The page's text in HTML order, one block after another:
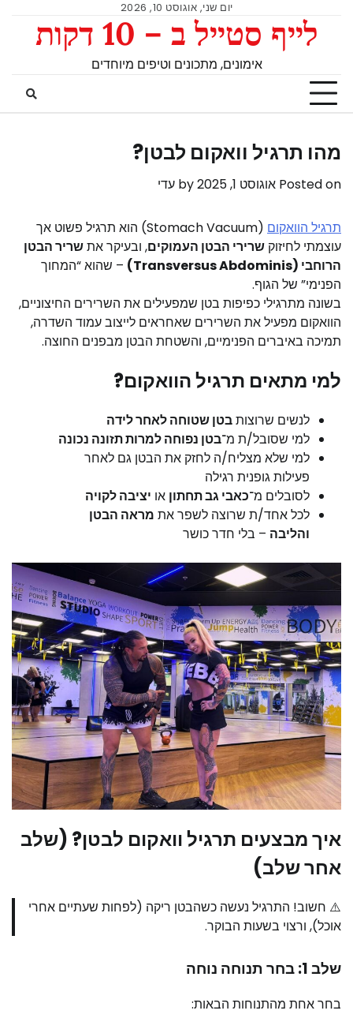
יום שני, אוגוסט 10, 2026
לייף סטייל ב – 10 דקות
אימונים, מתכונים וטיפים מיוחדים
מהו תרגיל וואקום לבטן?
Posted on אוגוסט 1, 2025 עדי
תרגיל הוואקום
(Stomach Vacuum) הוא תרגיל פשוט אך
עוצמתי לחיזוק שרירי הבטן העמוקים, ובעיקר אתשריר הבטן
הרוחבי (Transversus Abdominis)
– שהוא “המחוך
הפנימי” של הגוף.
בשונה מתרגילי כפיפות בטן שמפעילים את השרירים החיצוניים,
הוואקום מפעיל את השרירים שאחראים לייצוב עמוד השדרה,
תמיכה באיברים הפנימיים, והשטחת הבטן מבפנים החוצה.
למי מתאים תרגיל הוואקום?
לנשים שרוצותבטן שטוחה לאחר לידה
למי שסובל/ת מ־בטן נפוחה למרות תזונה נכונה
למי שלא מצליח/ה לחזק את הבטן גם לאחר
פעילות גופנית רגילה
לסובלים מ־כאבי גב תחתון או יציבה לקויה
לכל אחד/ת שרוצה לשפר את מראה הבטן
והליבה – בלי חדר כושר
איך מבצעים תרגיל וואקום לבטן? (שלב
אחר שלב)
⚠️ חשוב! התרגיל נעשה כשהבטן ריקה (לפחות שעתיים אחרי
אוכל), ורצוי בשעות הבוקר.
שלב 1: בחר תנוחה נוחה
בחר אחת מהתנוחות הבאות: